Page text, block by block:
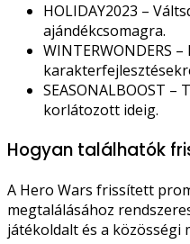
HOLIDAY2023 –
ajándékcsomagra.
WINTERWONDERS
SEASONALBOOST
korlátozott ideig.
Hogyan találhatók
A Hero Wars frissített
megtalálásához
játékoldalt és a közösségi